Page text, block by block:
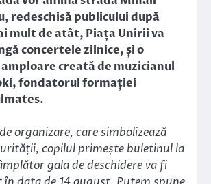
redeschisă publicului după
mult de atât, Piața Unirii va
concertele zilnice, și o
creată de muzicianul
fondatorul formației
organizare, care simbolizează
copilul primește buletinul la
gala de deschidere va fi